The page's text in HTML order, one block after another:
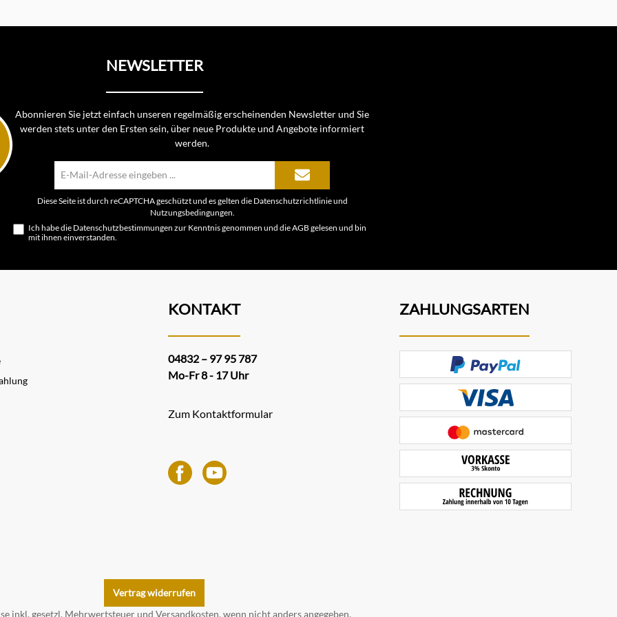
NEWSLETTER
Abonnieren Sie jetzt einfach unseren regelmäßig erscheinenden Newsletter und Sie
werden stets unter den Ersten sein, über neue Produkte und Angebote informiert
werden.
Mail-
Adresse*
Diese Seite ist durch reCAPTCHA geschützt und es gelten die Datenschutzrichtlinieund
Nutzungsbedingungen
Ich habe die Datenschutzbestimmungen zur Kenntnis genommen und dieAGB gelesen und bin
mit ihnen einverstanden.
KONTAKT
04832 – 97 95 787
Mo-Fr 8 - 17 Uhr
Zum Kontaktformular
ZAHLUNGSARTEN
Vertrag widerrufen
inkl. gesetzl. Mehrwertsteuer und Versandkosten, wenn nicht anders angegeben.